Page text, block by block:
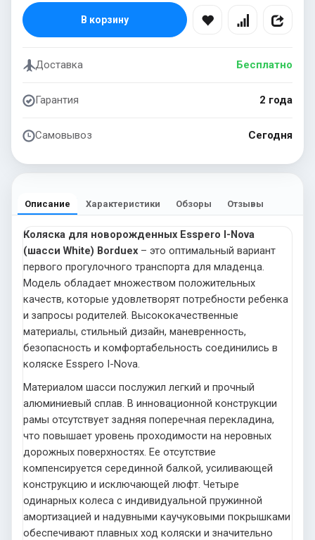
В корзину
Доставка Бесплатно
Гарантия 2 года
Самовывоз Сегодня
Описание Характеристики Обзоры Отзывы
Коляска для новорожденных Esspero I-Nova
(шасси White) Borduex – это оптимальный вариант
первого прогулочного транспорта для младенца.
Модель обладает множеством положительных
качеств, которые удовлетворят потребности ребенка
и запросы родителей. Высококачественные
материалы, стильный дизайн, маневренность,
безопасность и комфортабельность соединились в
коляске Esspero I-Nova.
Материалом шасси послужил легкий и прочный
алюминиевый сплав. В инновационной конструкции
рамы отсутствует задняя поперечная перекладина,
что повышает уровень проходимости на неровных
дорожных поверхностях. Ее отсутствие
компенсируется серединной балкой, усиливающей
конструкцию и исключающей люфт. Четыре
одинарных колеса с индивидуальной пружинной
амортизацией и надувными каучуковыми покрышками
обеспечивают плавных ход коляски и значительно